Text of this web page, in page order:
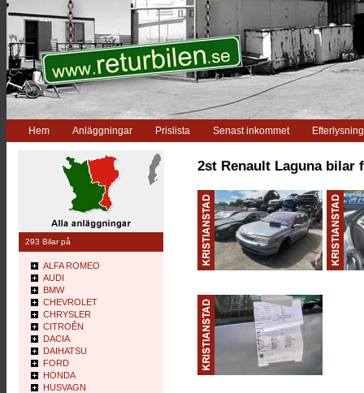
Hem Anläggningar Prislista Senast inkommet Efterlysning
2st Renault Laguna bilar
293 Bilar på
ALFA ROMEO
AUDI
BMW
CHEVROLET
CHRYSLER
CITROÊN
DACIA
DAIHATSU
FORD
HONDA
HUSVAGN